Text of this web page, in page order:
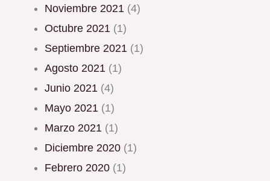
noviembre 2021 (4)
octubre 2021 (1)
septiembre 2021 (1)
agosto 2021 (1)
junio 2021 (4)
mayo 2021 (1)
marzo 2021 (1)
diciembre 2020 (1)
febrero 2020 (1)